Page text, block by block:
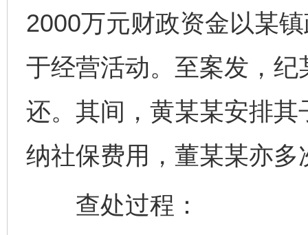
2000万元财政资金以某
于经营活动。至案发，
还。其间，黄某某安排其
纳社保费用，董某某亦
查处过程：